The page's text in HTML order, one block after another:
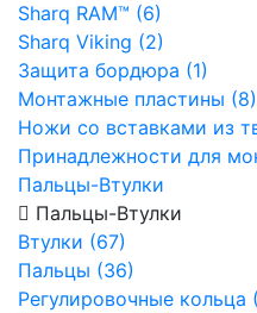
Sharq RAM™ (6)
Sharq Viking (2)
Защита бордюра (1)
Монтажные пластины (8)
Ножи со вставками из
Принадлежности для
Пальцы-Втулки
Пальцы-Втулки
Втулки (67)
Пальцы (36)
Регулировочные кольца